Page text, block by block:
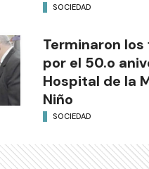
SOCIEDAD
Terminaron
por el 50.o
Hospital de la
Niño
SOCIEDAD